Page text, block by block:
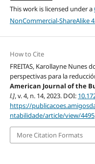
This work is licensed under a
NonCommercial-ShareAlike
How to Cite
FREITAS, Karollayne Nunes
perspectivas para la
American Journal of the
l.], v. 4, n. 14, 2023. DOI:
https://
ntabilidade/article/view/4495
More Citation Formats